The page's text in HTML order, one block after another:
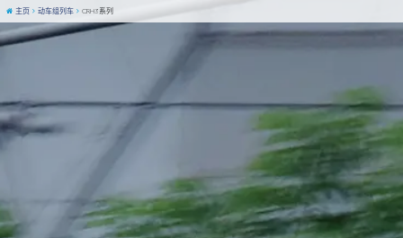
主页 动车组列车 CRH3系列